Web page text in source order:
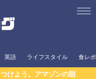
英語 ライフスタイル 食レポ
けよう。アマゾンの朗